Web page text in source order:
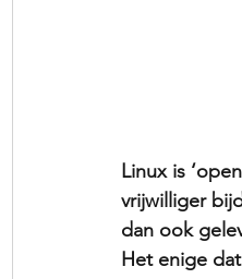
Linux is
vrijwilliger
dan ook
Het enige